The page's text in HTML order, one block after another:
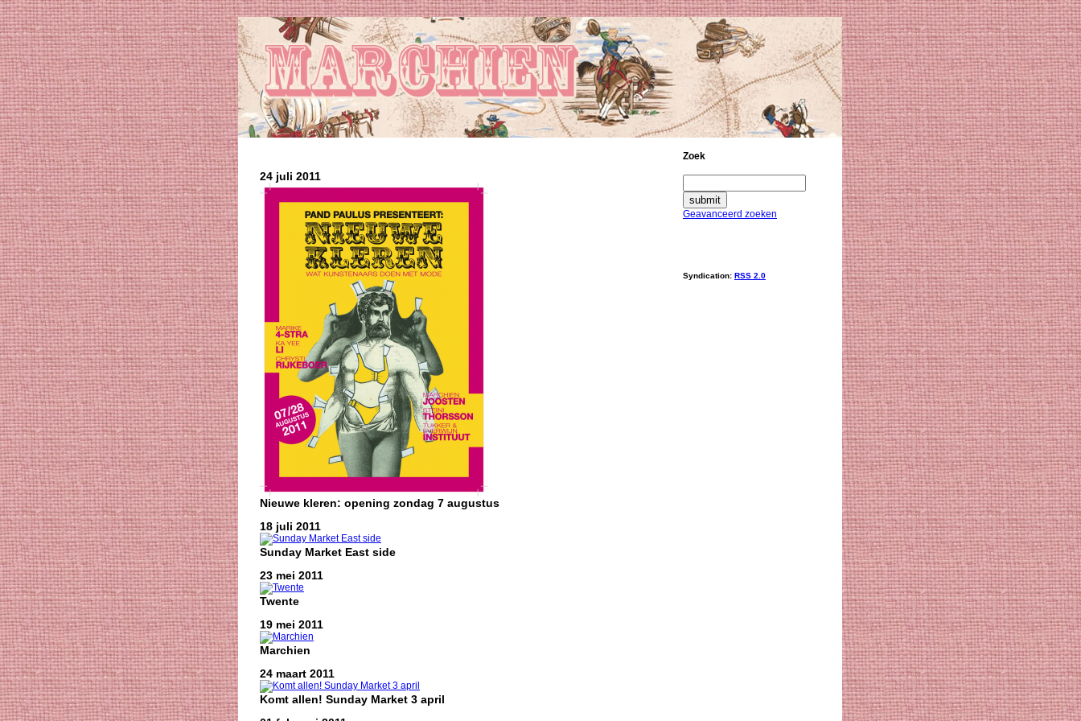
24 juli 2011
Nieuwe kleren: opening zondag 7 augustus
18 juli 2011
Sunday Market East side
23 mei 2011
Twente
19 mei 2011
Marchien
24 maart 2011
Komt allen! Sunday Market 3 april
Zoek
Geavanceerd zoeken
Syndication: RSS 2.0